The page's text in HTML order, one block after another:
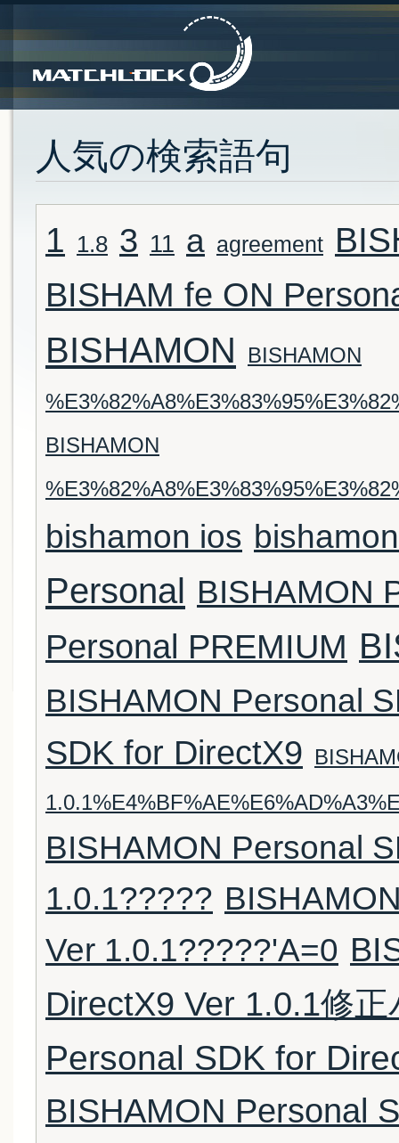
人気の検索語句
1 1.8 3 11 a agreement
BISHAM fe ON
BISHAMON
BISHAMON
BISHAMON
bishamon ios
Personal BISHAMON
Personal PREMIUM
BISHAMON Personal
SDK for DirectX9
BISHAMON Personal
1.0.1?????
Ver 1.0.1?????'A=0
DirectX9 Ver 1.0.1修
Personal SDK for
BISHAMON Personal